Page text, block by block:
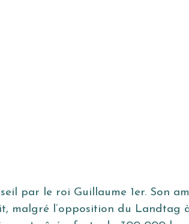
par le roi Guillaume 1er. Son
malgré l’opposition du